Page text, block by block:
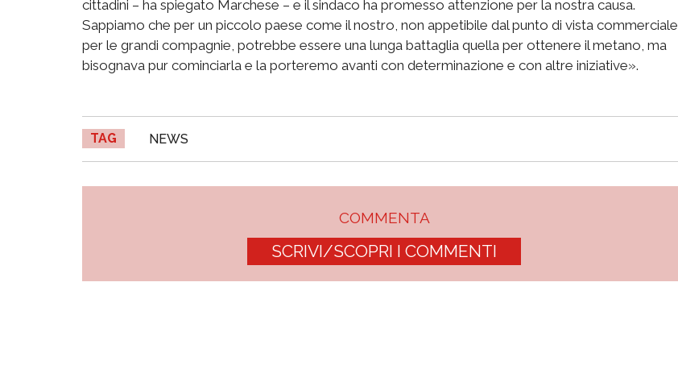
cittadini – ha spiegato Marchese – e il sindaco ha promesso attenzione per la nostra causa.
Sappiamo che per un piccolo paese come il nostro, non appetibile dal punto di vista commerciale
per le grandi compagnie, potrebbe essere una lunga battaglia quella per ottenere il metano, ma
bisognava pur cominciarla e la porteremo avanti con determinazione e con altre iniziative».
TAG NEWS
COMMENTA
SCRIVI/SCOPRI I COMMENTI